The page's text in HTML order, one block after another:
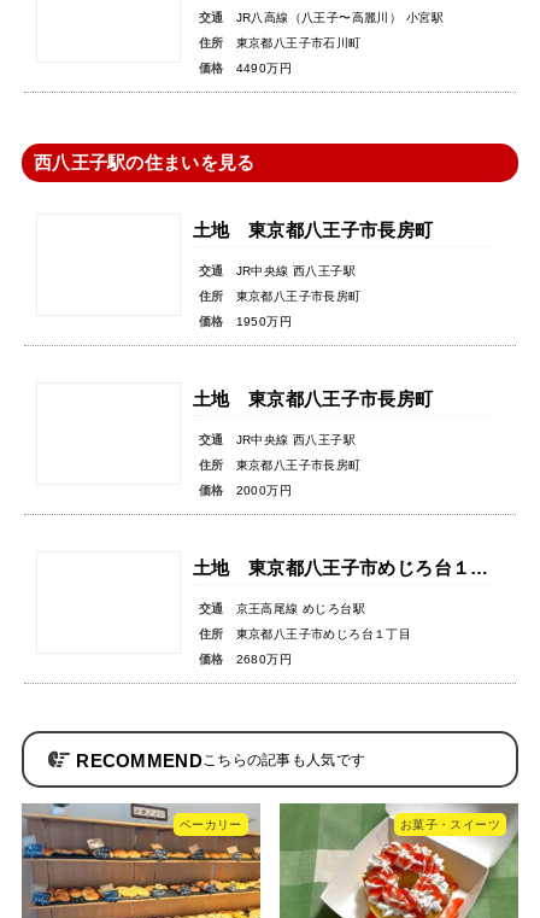
交通
JR八高線（八王子〜高麗川） 小宮駅
住所
東京都八王子市石川町
価格
4490万円
西八王子駅の住まいを見る
土地 東京都八王子市長房町
交通
JR中央線 西八王子駅
住所
東京都八王子市長房町
価格
1950万円
土地 東京都八王子市長房町
交通
JR中央線 西八王子駅
住所
東京都八王子市長房町
価格
2000万円
土地 東京都八王子市めじろ台１丁目
交通
京王高尾線 めじろ台駅
住所
東京都八王子市めじろ台１丁目
価格
2680万円
RECOMMEND
ベーカリー お菓子・スイーツ